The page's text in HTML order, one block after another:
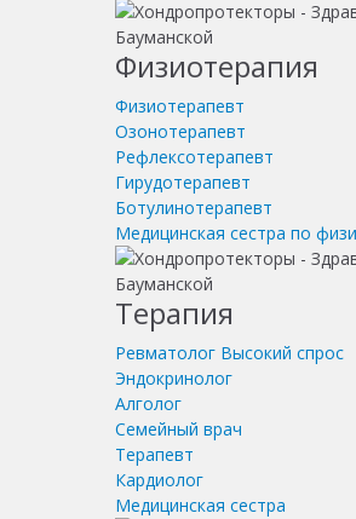
Физиотерапия
Физиотерапевт
Озонотерапевт
Рефлексотерапевт
Гирудотерапевт
Ботулинотерапевт
Медицинская сестра по
Терапия
Ревматолог Высокий спрос
Эндокринолог
Алголог
Семейный врач
Терапевт
Кардиолог
Медицинская сестра